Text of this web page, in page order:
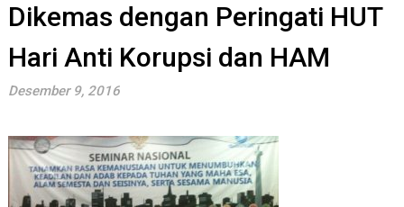
Dikemas dengan Peringati HUT
Hari Anti Korupsi dan HAM
Desember 9, 2016